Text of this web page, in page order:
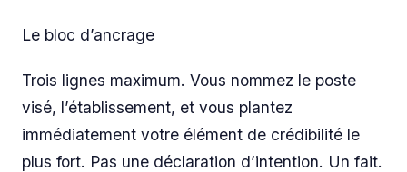
Le bloc d’ancrage
Trois lignes maximum. Vous nommez le poste
visé, l’établissement, et vous plantez
immédiatement votre élément de crédibilité le
plus fort. Pas une déclaration d’intention. Un fait.